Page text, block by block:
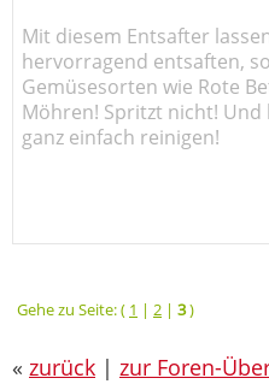
Mit diesem Entsafter
hervorragend entsaften,
Gemüsesorten wie Rote
Möhren! Spritzt nicht! Und
ganz einfach reinigen!
Gehe zu Seite: ( 1 | 2 | 3)
« zurück | zur Foren-